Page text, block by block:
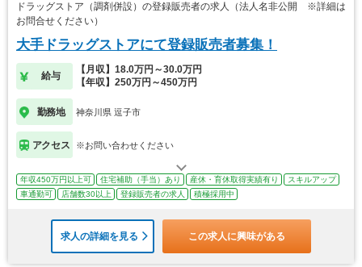
ドラッグストア（調剤併設）の登録販売者の求人（法人名非公開 ※詳細は
お問合せください）
大手ドラッグストアにて登録販売者募集！
給与
【月収】18.0万円～30.0万円
【年収】250万円～450万円
勤務地 神奈川県 逗子市
アクセス ※お問い合わせください
年収450万円以上可 住宅補助（手当）あり 産休・育休取得実績有り
スキルアップ
車通勤可
店舗数30以上 登録販売者の求人 積極採用中
求人の詳細を見る この求人に興味がある